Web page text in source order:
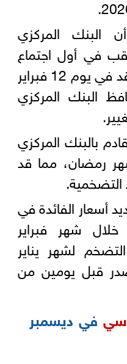
البنك المركزي
في أول اجتماع
لهذا العام والمقرر أن يعقد في يوم 12 فبراير
البنك المركزي
بالبنك المركزي
رمضان، مما قد
أسعار الفائدة في
خلال شهر فبراير
لشهر يناير
قبل يومين من
في ديسمبر